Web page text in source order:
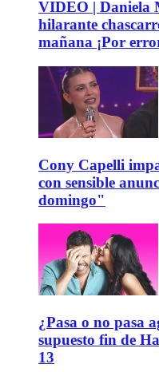
VIDEO | Daniela
hilarante
mañana ¡Por
Cony Capelli
con sensible
domingo"
¿Pasa o no pasa
supuesto fin de
13